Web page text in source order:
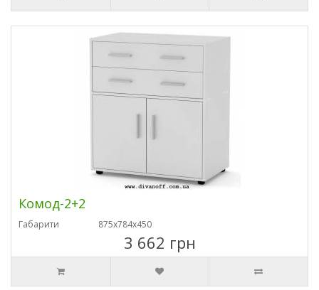
Комод-2+2
Габарити 875х784х450
3 662 грн